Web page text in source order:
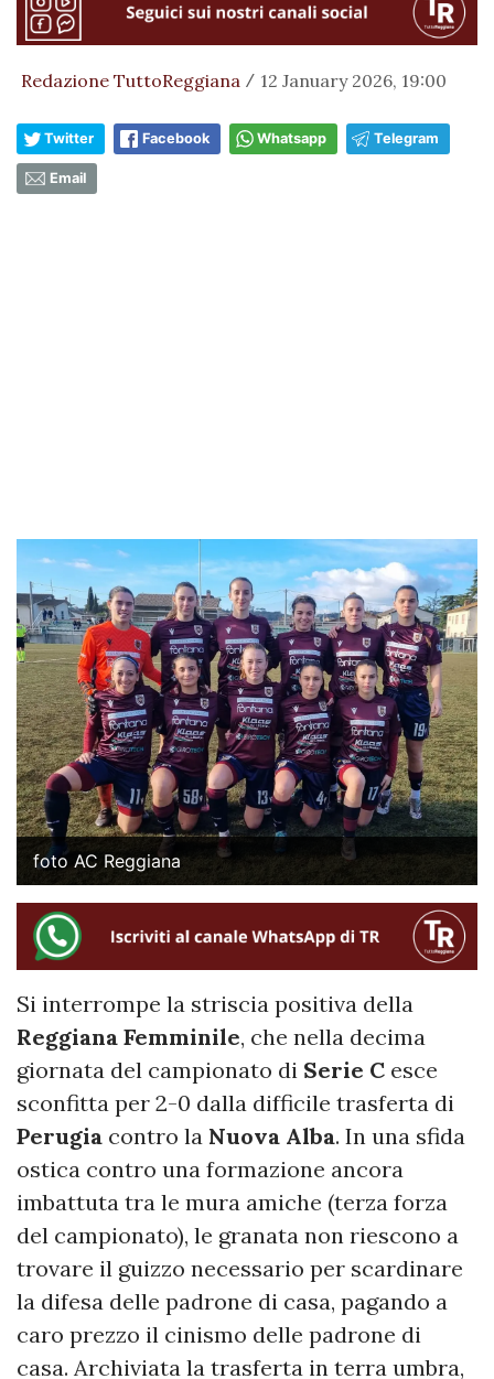
Redazione TuttoReggiana / 12 January 2026, 19:00
Twitter Facebook Whatsapp Telegram
Email
foto AC Reggiana
Si interrompe la striscia positiva della
Reggiana Femminile, che nella decima
giornata del campionato di Serie C esce
sconfitta per 2-0 dalla difficile trasferta di
Perugia contro la Nuova Alba. In una sfida
ostica contro una formazione ancora
imbattuta tra le mura amiche (terza forza
del campionato), le granata non riescono a
trovare il guizzo necessario per scardinare
la difesa delle padrone di casa, pagando a
caro prezzo il cinismo delle padrone di
casa. Archiviata la trasferta in terra umbra,